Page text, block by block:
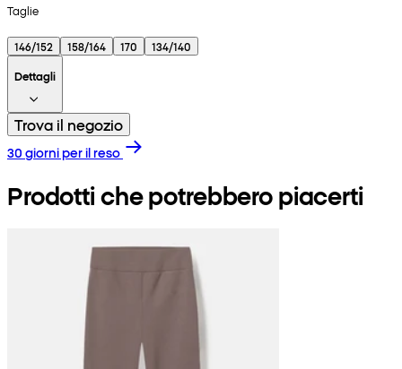
Taglie
146/152 158/164 170
134/140
Dettagli
Trova il negozio
30 giorni per il reso
Prodotti che potrebbero piacerti